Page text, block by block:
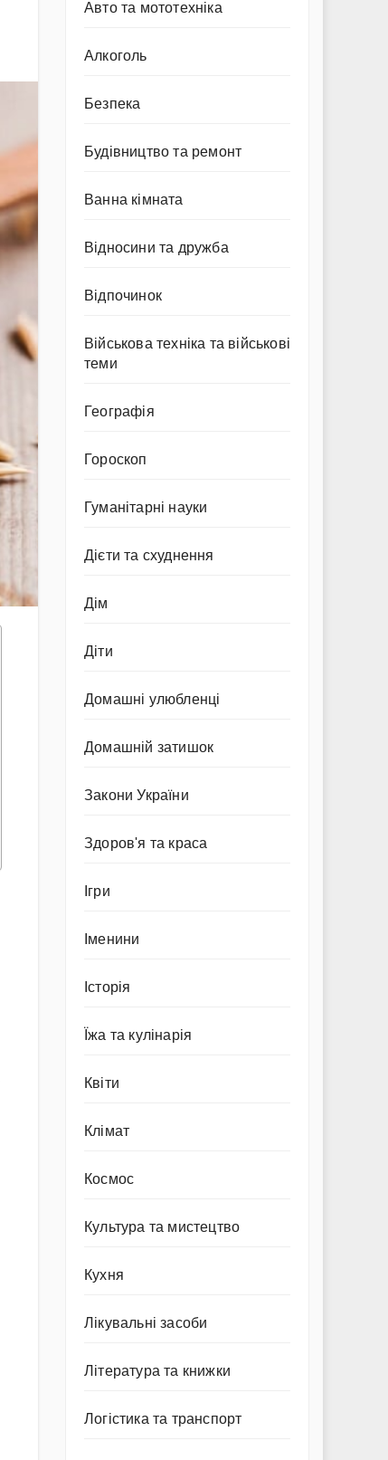
Авто та мототехніка
Алкоголь
Безпека
Будівництво та ремонт
Ванна кімната
Відносини та дружба
Відпочинок
Військова техніка та військові
теми
Географія
Гороскоп
Гуманітарні науки
Дієти та схуднення
Дім
Діти
Домашні улюбленці
Домашній затишок
Закони України
Здоров'я та краса
Ігри
Іменини
Історія
Їжа та кулінарія
Квіти
Клімат
Космос
Культура та мистецтво
Кухня
Лікувальні засоби
Література та книжки
Логістика та транспорт